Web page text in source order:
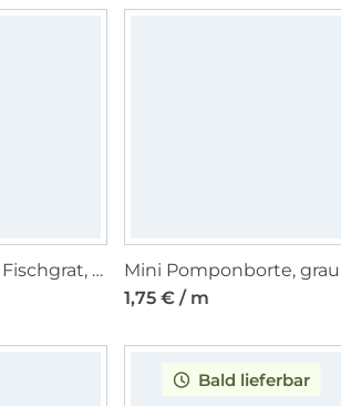
Pomponborte Fischgrat, dunkelblau
1,75 € / m
Bald lieferbar